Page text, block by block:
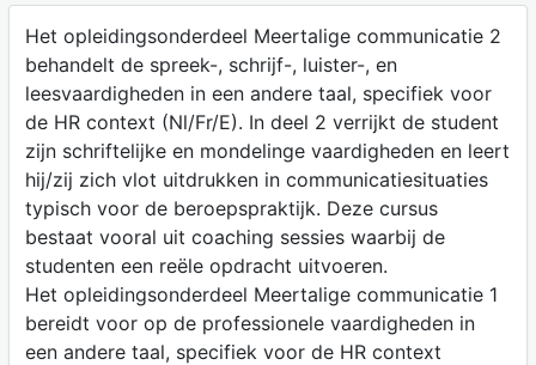
Het opleidingsonderdeel Meertalige communicatie 2
behandelt de spreek-, schrijf-, luister-, en
leesvaardigheden in een andere taal, specifiek voor
de HR context (Nl/Fr/E). In deel 2 verrijkt de student
zijn schriftelijke en mondelinge vaardigheden en leert
hij/zij zich vlot uitdrukken in communicatiesituaties
typisch voor de beroepspraktijk. Deze cursus
bestaat vooral uit coaching sessies waarbij de
studenten een reële opdracht uitvoeren.
Het opleidingsonderdeel Meertalige communicatie 1
bereidt voor op de professionele vaardigheden in
een andere taal, specifiek voor de HR context